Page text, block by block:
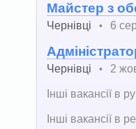
Майстер з
Чернівці
• 6
Чернівці
•
2
Інші вакансії в
Інші вакансії в